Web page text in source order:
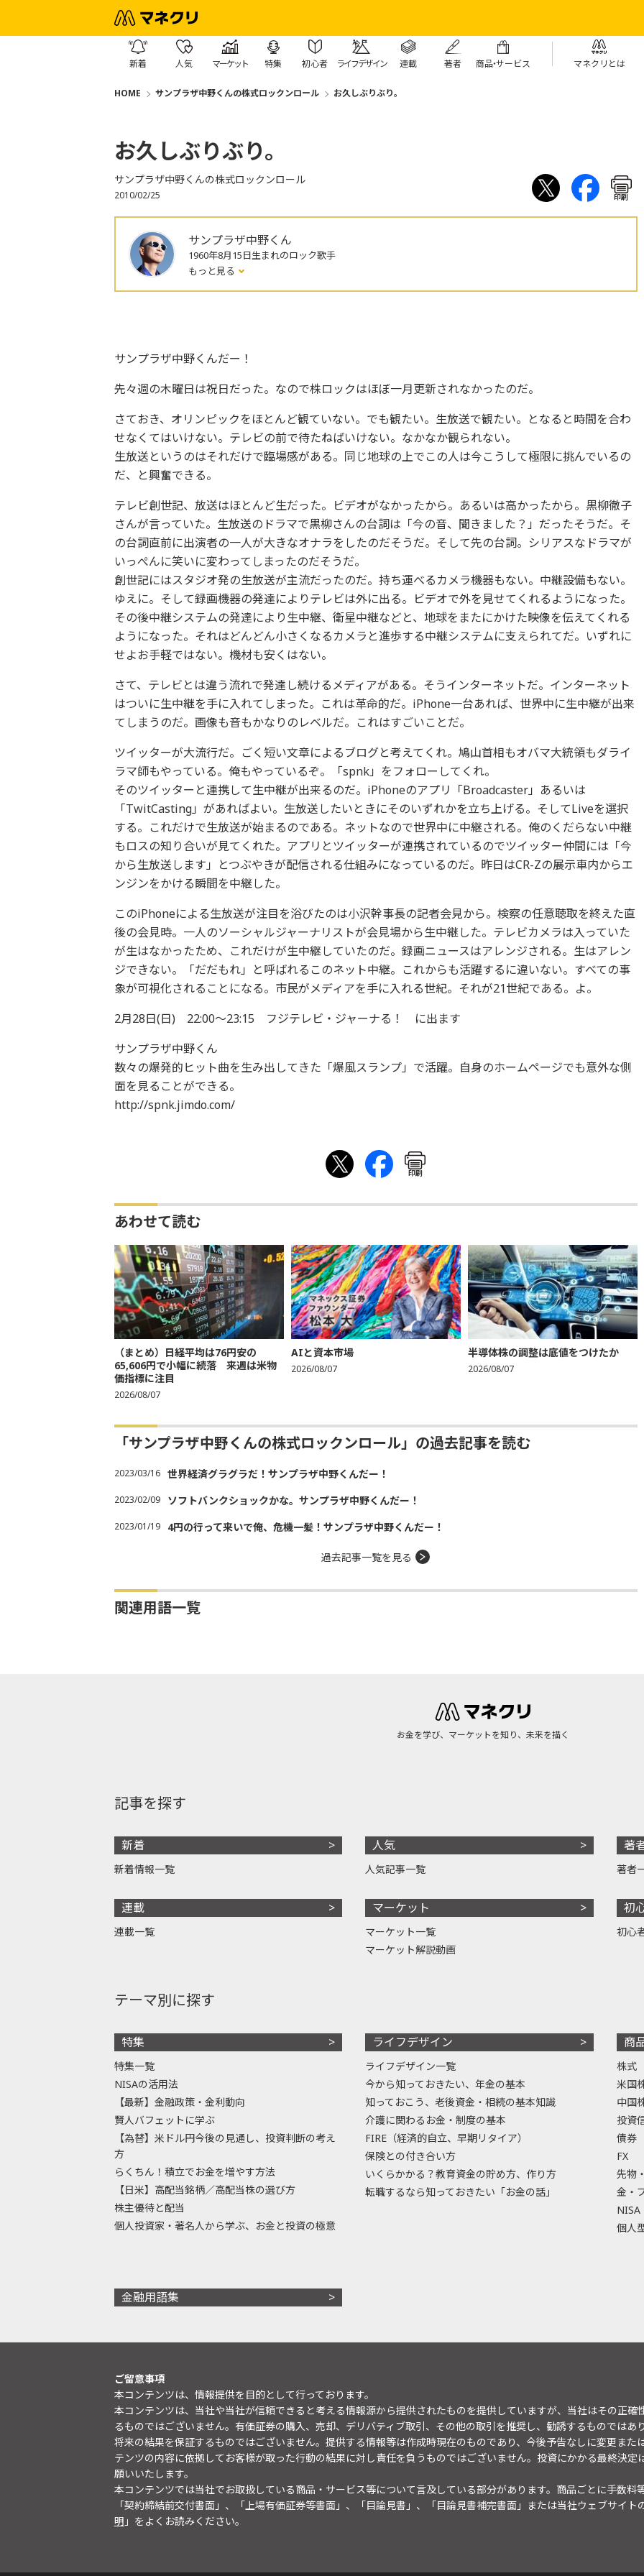
新着 人気 マーケット 特集 初心者 ライフデザイン 連載 著者 商品・サービス マネクリとは
HOME サンプラザ中野くんの株式ロックンロール お久しぶりぶり。
お久しぶりぶり。
サンプラザ中野くんの株式ロックンロール
2010/02/25 印刷
サンプラザ中野くん
1960年8月15日生まれのロック歌手
もっと見る
サンプラザ中野くんだー！
先々週の木曜日は祝日だった。なので株ロックはほぼ一月更新されなかったのだ。
さておき、オリンピックをほとんど観ていない。でも観たい。生放送で観たい。となると時間を合わ
せなくてはいけない。テレビの前で待たねばいけない。なかなか観られない。
生放送というのはそれだけで臨場感がある。同じ地球の上でこの人は今こうして極限に挑んでいるの
だ、と興奮できる。
テレビ創世記、放送はほとんど生だった。ビデオがなかったから。あるいは高かったから。黒柳徹子
さんが言っていた。生放送のドラマで黒柳さんの台詞は「今の音、聞きました？」だったそうだ。そ
の台詞直前に出演者の一人が大きなオナラをしたのだそうだ。そして先の台詞。シリアスなドラマが
いっぺんに笑いに変わってしまったのだそうだ。
創世記にはスタジオ発の生放送が主流だったのだ。持ち運べるカメラ機器もない。中継設備もない。
ゆえに。そして録画機器の発達によりテレビは外に出る。ビデオで外を見せてくれるようになった。
その後中継システムの発達により生中継、衛星中継などと、地球をまたにかけた映像を伝えてくれる
ようになった。それはどんどん小さくなるカメラと進歩する中継システムに支えられてだ。いずれに
せよお手軽ではない。機材も安くはない。
さて、テレビとは違う流れで発達し続けるメディアがある。そうインターネットだ。インターネット
はついに生中継を手に入れてしまった。これは革命的だ。iPhone一台あれば、世界中に生中継が出来
てしまうのだ。画像も音もかなりのレベルだ。これはすごいことだ。
ツイッターが大流行だ。ごく短い文章によるブログと考えてくれ。鳩山首相もオバマ大統領もダライ
ラマ師もやっている。俺もやっているぞ。「spnk」をフォローしてくれ。
そのツイッターと連携して生中継が出来るのだ。iPhoneのアプリ「Broadcaster」あるいは
「TwitCasting」があればよい。生放送したいときにそのいずれかを立ち上げる。そしてLiveを選択
する。これだけで生放送が始まるのである。ネットなので世界中に中継される。俺のくだらない中継
もロスの知り合いが見てくれた。アプリとツイッターが連携されているのでツイッター仲間には「今
から生放送します」とつぶやきが配信される仕組みになっているのだ。昨日はCR-Zの展示車内からエ
ンジンをかける瞬間を中継した。
このiPhoneによる生放送が注目を浴びたのは小沢幹事長の記者会見から。検察の任意聴取を終えた直
後の会見時。一人のソーシャルジャーナリストが会見場から生中継した。テレビカメラは入っていた
が生はなかったため、これだけが生中継していたのだ。録画ニュースはアレンジされる。生はアレン
ジできない。「だだもれ」と呼ばれるこのネット中継。これからも活躍するに違いない。すべての事
象が可視化されることになる。市民がメディアを手に入れる世紀。それが21世紀である。よ。
2月28日(日) 22:00～23:15 フジテレビ・ジャーナる！ に出ます
サンプラザ中野くん
数々の爆発的ヒット曲を生み出してきた「爆風スランプ」で活躍。自身のホームページでも意外な側
面を見ることができる。
http://spnk.jimdo.com/
印刷
あわせて読む
（まとめ）日経平均は76円安の
65,606円で小幅に続落 来週は米物
価指標に注目
2026/08/07
AIと資本市場
2026/08/07
半導体株の調整は底値をつけたか
2026/08/07
「サンプラザ中野くんの株式ロックンロール」の過去記事を読む
2023/03/16 世界経済グラグラだ！サンプラザ中野くんだー！
2023/02/09 ソフトバンクショックかな。サンプラザ中野くんだー！
2023/01/19 4円の行って来いで俺、危機一髪！サンプラザ中野くんだー！
過去記事一覧を見る
関連用語一覧
お金を学び、マーケットを知り、未来を描く
記事を探す
新着
新着情報一覧
連載
連載一覧
人気
人気記事一覧
マーケット
マーケット一覧
マーケット解説動画
著
著者
初
初心
テーマ別に探す
特集
特集一覧
NISAの活用法
【最新】金融政策・金利動向
賢人バフェットに学ぶ
【為替】米ドル円今後の見通し、投資判断の考え
方
らくちん！積立でお金を増やす方法
【日米】高配当銘柄／高配当株の選び方
株主優待と配当
個人投資家・著名人から学ぶ、お金と投資の極意
ライフデザイン
ライフデザイン一覧
今から知っておきたい、年金の基本
知っておこう、老後資金・相続の基本知識
介護に関わるお金・制度の基本
FIRE（経済的自立、早期リタイア）
保険との付き合い方
いくらかかる？教育資金の貯め方、作り方
転職するなら知っておきたい「お金の話」
商
株式
米国
中国
投資
債券
FX
先物
金・
NISA
個人
金融用語集
ご留意事項
本コンテンツは、情報提供を目的として行っております。
本コンテンツは、当社や当社が信頼できると考える情報源から提供されたものを提供していますが、当社はその正
るものではございません。有価証券の購入、売却、デリバティブ取引、その他の取引を推奨し、勧誘するものではあ
将来の結果を保証するものではございません。提供する情報等は作成時現在のものであり、今後予告なしに変更また
テンツの内容に依拠してお客様が取った行動の結果に対し責任を負うものではございません。投資にかかる最終決
願いいたします。
本コンテンツでは当社でお取扱している商品・サービス等について言及している部分があります。商品ごとに手数料
「契約締結前交付書面」、「上場有価証券等書面」、「目論見書」、「目論見書補完書面」または当社ウェブサイト
明 」をよくお読みください。